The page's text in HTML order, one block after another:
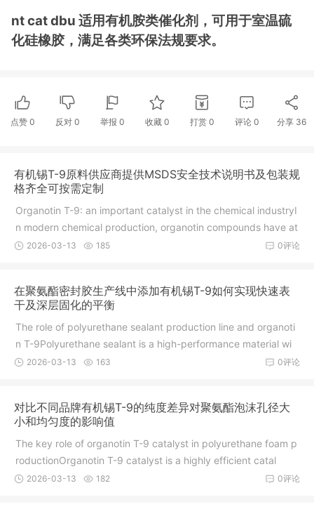
nt cat dbu 适用有机胺类催化剂，可用于室温硫
化硅橡胶，满足各类环保法规要求。
点赞 0 反对 0 举报 0 收藏 0 打赏 0 评论 0 分享 36
有机锡T-9原料供应商提供MSDS安全技术说明书及包装规
格齐全可按需定制
Organotin T-9: an important catalyst in the chemical industryI
n modern chemical production, organotin compounds have at
t
0评论
2026-03-13 185
在聚氨酯密封胶生产线中添加有机锡T-9如何实现快速表
干及深层固化的平衡
The role of polyurethane sealant production line and organoti
n T-9Polyurethane sealant is a high-performance material wi
0评论
2026-03-13 163
对比不同品牌有机锡T-9的纯度差异对聚氨酯泡沫孔径大
小和均匀度的影响值
The key role of organotin T-9 catalyst in polyurethane foam p
roductionOrganotin T-9 catalyst is a highly efficient catal
0评论
2026-03-13 182